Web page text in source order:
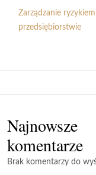
Zarządzanie
przedsiębiorstwie
Najnowsze
komentarze
Brak komentarzy do